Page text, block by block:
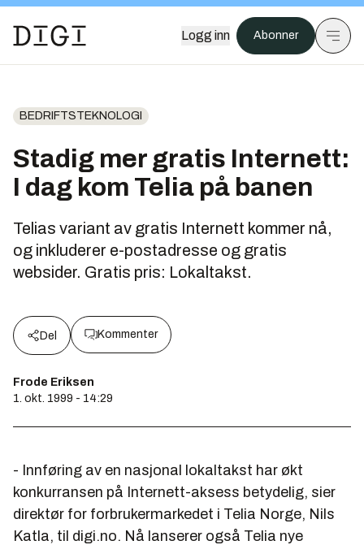
Logg inn Abonner
BEDRIFTSTEKNOLOGI
Stadig mer gratis Internett:
I dag kom Telia på banen
Telias variant av gratis Internett kommer nå,
og inkluderer e-postadresse og gratis
websider. Gratis pris: Lokaltakst.
Del Kommenter
Frode Eriksen
1. okt. 1999 - 14:29
- Innføring av en nasjonal lokaltakst har økt
konkurransen på Internett-aksess betydelig, sier
direktør for forbrukermarkedet i Telia Norge, Nils
Katla, til digi.no. Nå lanserer også Telia nye